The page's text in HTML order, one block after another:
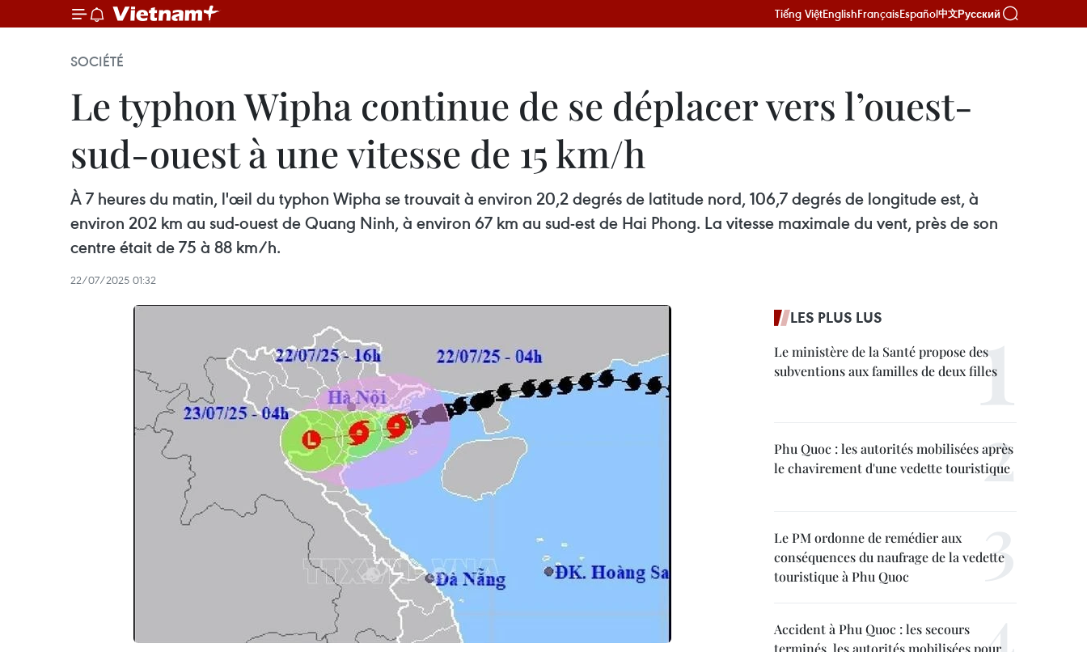
Tiếng ViệtEnglishFrançaisEspañol中文Русский
SOCIÉTÉ
Le typhon Wipha continue de se déplacer vers l’ouest-
sud-ouest à une vitesse de 15 km/h
À 7 heures du matin, l'œil du typhon Wipha se trouvait à environ 20,2 degrés de latitude nord, 106,7 degrés de longitude est, à
environ 202 km au sud-ouest de Quang Ninh, à environ 67 km au sud-est de Hai Phong. La vitesse maximale du vent, près de son
centre était de 75 à 88 km/h.
22/07/2025 01:32
LES PLUS LUS
Le ministère de la Santé propose des
subventions aux familles de deux filles
Phu Quoc : les autorités mobilisées après
le chavirement d'une vedette touristique
Le PM ordonne de remédier aux
conséquences du naufrage de la vedette
touristique à Phu Quoc
Accident à Phu Quoc : les secours
terminés, les autorités mobilisées pour